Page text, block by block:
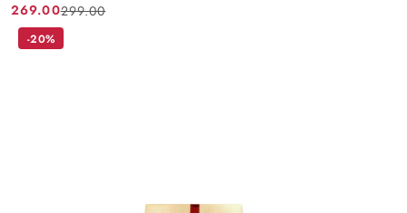
Cena
promocyjna:
269.00
Cena
przed
299.00
-20%